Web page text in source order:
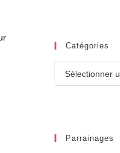
Catégories
Parrainages